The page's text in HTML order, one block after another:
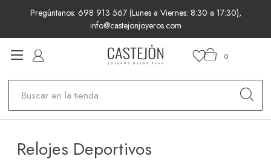
Pregúntanos: 698 913 567 (Lunes a Viernes: 8:30 a 17:30),
info@castejonjoyeros.com
0
Relojes Deportivos